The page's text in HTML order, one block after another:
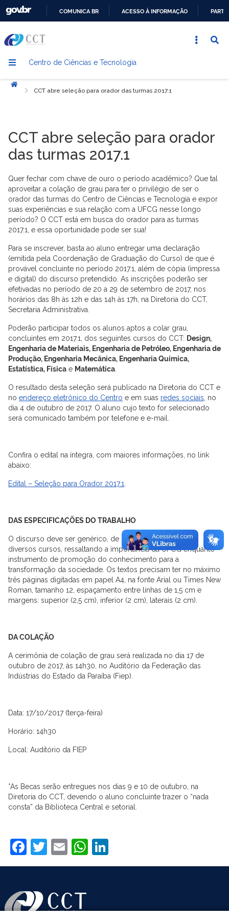
CONTEÚDO
COMUNICA BR ACESSO À INFORMAÇÃO
Centro de Ciências e Tecnologia
Início
CCT abre seleção para orador das turmas 2017.1
CCT abre seleção para orador
das turmas 2017.1
Quer fechar com chave de ouro o período acadêmico? Que tal
aproveitar a colação de grau para ter o privilégio de ser o
orador das turmas do Centro de Ciências e Tecnologia e expor
suas experiências e sua relação com a UFCG nesse longo
período? O CCT está em busca do orador para as turmas
2017.1, e essa oportunidade pode ser sua!
Para se inscrever, basta ao aluno entregar uma declaração
(emitida pela Coordenação de Graduação do Curso) de que é
provável concluinte no período 2017.1, além de cópia (impressa
e digital) do discurso pretendido. As inscrições poderão ser
efetivadas no período de 20 a 29 de setembro de 2017, nos
horários das 8h às 12h e das 14h às 17h, na Diretoria do CCT,
Secretaria Administrativa.
Poderão participar todos os alunos aptos a colar grau,
concluintes em 2017.1, dos seguintes cursos do CCT: Design,
Engenharia de Materiais, Engenharia de Petróleo, Engenharia de
Produção, Engenharia Mecânica, Engenharia Química,
Estatística, Física e Matemática
O resultado desta seleção será publicado na Diretoria do CCT e
no endereço eletrônico do Centro e em suas redes sociais , no
dia 4 de outubro de 2017. O aluno cujo texto for selecionado
será comunicado também por telefone e e-mail.
Confira o edital na íntegra, com maiores informações, no link
abaixo:
Edital – Seleção para Orador 2017.1
DAS ESPECIFICAÇÕES DO TRABALHO
O discurso deve ser genérico, de modo a contemplar os
diversos cursos, ressaltando a importância da UFCG enquanto
instrumento de promoção do conhecimento para a
transformação da sociedade. Os textos precisam ter no máximo
três páginas digitadas em papel A4, na fonte Arial ou Times New
Roman, tamanho 12, espaçamento entre linhas de 1,5 cm e
margens: superior (2,5 cm), inferior (2 cm), laterais (2 cm).
DA COLAÇÃO
A cerimônia de colação de grau será realizada no dia 17 de
outubro de 2017, às 14h30, no Auditório da Federação das
Indústrias do Estado da Paraíba (Fiep).
Data: 17/10/2017 (terça-feira)
Horário: 14h30
Local: Auditório da FIEP
*As Becas serão entregues nos dias 9 e 10 de outubro, na
Diretoria do CCT, devendo o aluno concluinte trazer o “nada
consta” da Biblioteca Central e setorial.
Facebook
Twitter
EmailWhatsApp